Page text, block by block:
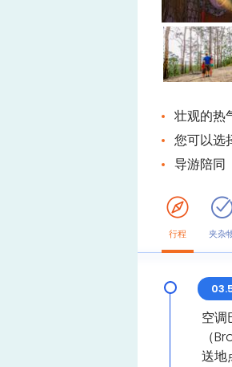
壮观的热
您可以选
导游陪同
行程 夹杂
空调
（
送地